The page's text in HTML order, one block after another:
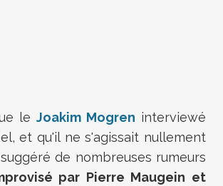
leJoakim Mogren interviewé
et qu'il ne s'agissait nullement
de nombreuses rumeurs
par Pierre Maugein et